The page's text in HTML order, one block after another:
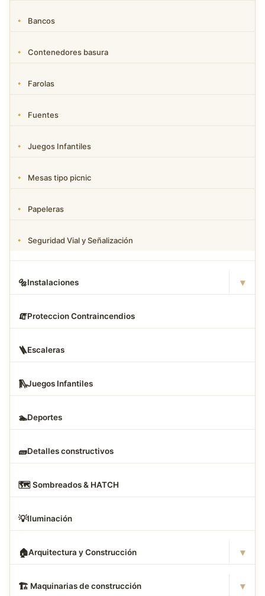
Bancos
Contenedores basura
Farolas
Fuentes
Juegos Infantiles
Mesas tipo picnic
Papeleras
Seguridad Vial y Señalización
🔩Instalaciones ▾
🧯Proteccion Contraincendios
🪜Escaleras
🛝Juegos Infantiles
🏊Deportes
🧱Detalles constructivos
🗺️ Sombreados & HATCH
💡Iluminación
🏠Arquitectura y Construcción ▾
🏗 ️ Maquinarias de construcción ▾